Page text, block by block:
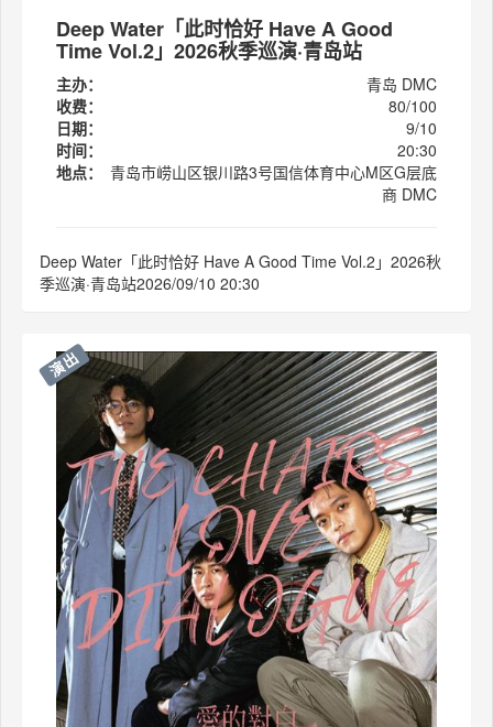
Deep Water「此时恰好 Have A Good
Time Vol.2」2026秋季巡演·青岛站
主办：
青岛 DMC
收费：
80/100
日期：
9/10
时间：
20:30
地点：
青岛市崂山区银川路3号国信体育中心M区G层底
商 DMC
Deep Water「此时恰好 Have A Good Time Vol.2」2026秋
季巡演·青岛站2026/09/10 20:30
演出